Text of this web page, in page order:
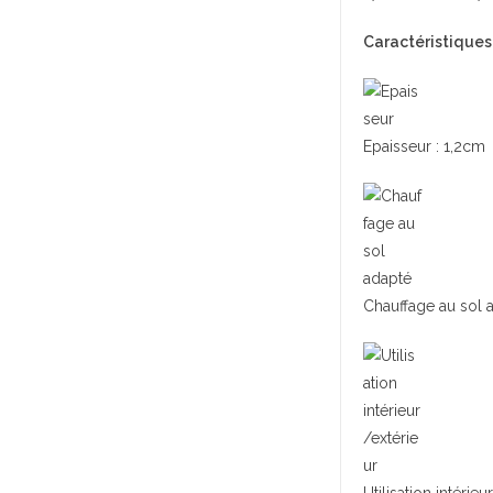
Caractéristiques
Epaisseur : 1,2cm
Chauffage au sol